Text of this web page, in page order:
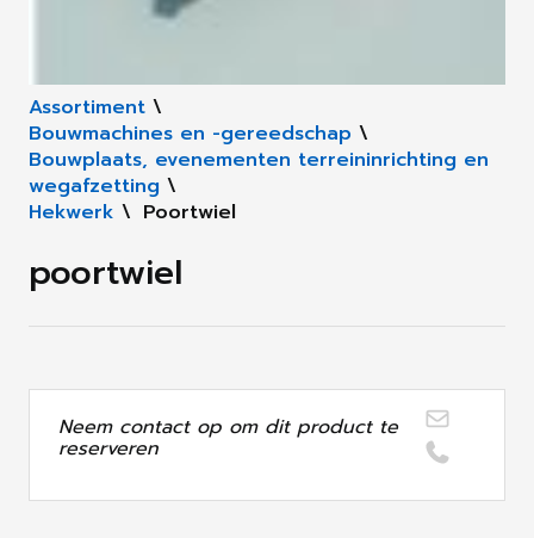
Assortiment \
Bouwmachines en -gereedschap \
Bouwplaats, evenementen terreininrichting en
wegafzetting \
Hekwerk \ Poortwiel
poortwiel
Neem contact op om dit product te
reserveren